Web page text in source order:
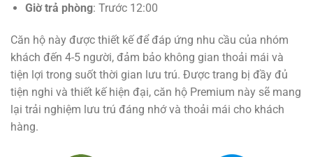
Giờ trả phòng: Trước 12:00
Căn hộ này được thiết kế để đáp ứng nhu cầu của nhóm
khách đến 4-5 người, đảm bảo không gian thoải mái và
tiện lợi trong suốt thời gian lưu trú. Được trang bị đầy đủ
tiện nghi và thiết kế hiện đại, căn hộ Premium này sẽ mang
lại trải nghiệm lưu trú đáng nhớ và thoải mái cho khách
hàng.